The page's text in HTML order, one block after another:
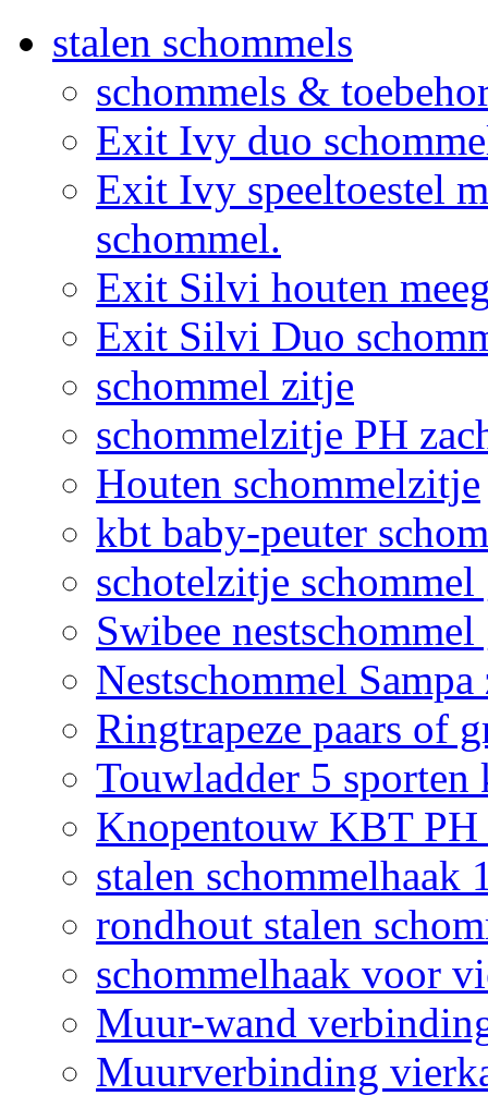
stalen schommels
schommels &
Exit Ivy duo
Exit Ivy speeltoestel
schommel.
Exit Silvi houten
Exit Silvi Duo
schommel zitje
schommelzitje PH
Houten schommelzitje
kbt baby-peuter
schotelzitje
Swibee nestschommel
Nestschommel
Ringtrapeze paars of
Touwladder 5 sporten
Knopentouw KBT
stalen schommelhaak
rondhout stalen
schommelhaak voor
Muur-wand
Muurverbinding